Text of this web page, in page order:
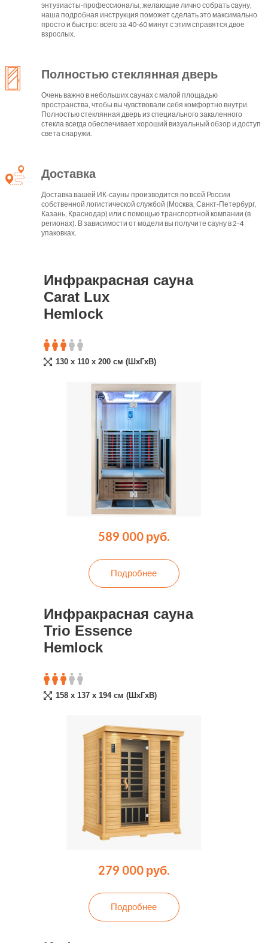
энтузиасты-профессионалы, желающие лично собрать сауну,
наша подробная инструкция поможет сделать это максимально
просто и быстро: всего за 40-60 минут с этим справятся двое
взрослых.
Полностью стеклянная дверь
Очень важно в небольших саунах с малой площадью
пространства, чтобы вы чувствовали себя комфортно внутри.
Полностью стеклянная дверь из специального закаленного
стекла всегда обеспечивает хороший визуальный обзор и доступ
света снаружи.
Доставка
Доставка вашей ИК-сауны производится по всей России
собственной логистической службой (Москва, Санкт-Петербург,
Казань, Краснодар) или с помощью транспортной компании (в
регионах). В зависимости от модели вы получите сауну в 2-4
упаковках.
Инфракрасная сауна
Carat Lux
Hemlock
130 x 110 x 200 cм (ШxГxВ)
589 000 руб.
Подробнее
Инфракрасная сауна
Trio Essence
Hemlock
158 x 137 x 194 см (ШxГxВ)
279 000 руб.
Подробнее